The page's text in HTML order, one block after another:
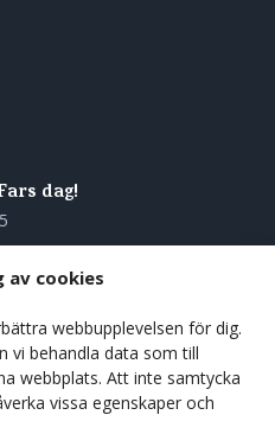
av cookies
webbupplevelsen för dig.
vi behandla data som till
webbplats. Att inte samtycka
vissa egenskaper och
dag!
svenskt hantverk med